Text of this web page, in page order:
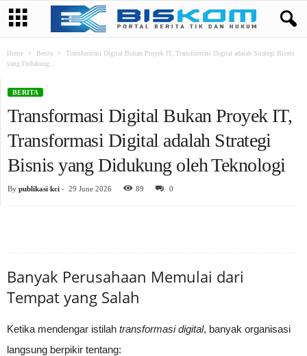
Home Berita
Transformasi Digital Bukan Proyek IT, Transformasi Digital adalah Strategi Bisnis
yang Didukung...
BERITA
Transformasi Digital Bukan Proyek IT,
Transformasi Digital adalah Strategi
Bisnis yang Didukung oleh Teknologi
By publikasi kci - 29 June 2026 89 0
Banyak Perusahaan Memulai dari
Tempat yang Salah
Ketika mendengar istilah transformasi digital, banyak organisasi
langsung berpikir tentang: